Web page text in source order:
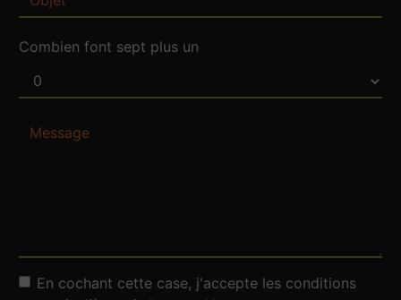
Combien font sept plus un
En cochant cette case, j'accepte les conditions